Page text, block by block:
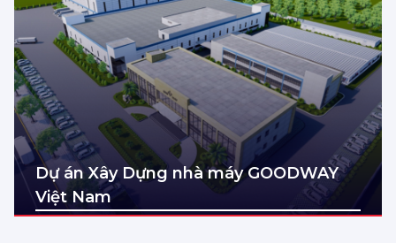
Dự án Xây Dựng nhà máy GOODWAY
Việt Nam